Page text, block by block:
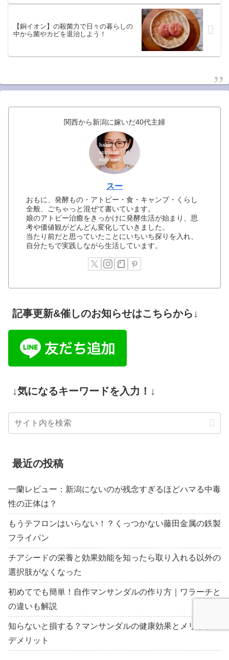
【銅イオン】の殺菌力で日々の暮らしの
中から菌やカビを退治しよう！
関西から新潟に嫁いだ40代主婦
スー
おもに、発酵もの・アトピー・食・キャンプ・くらし
全般、ごちゃっと混ぜて書いています。
娘のアトピー治癒をきっかけに発酵生活が始まり、思
考や価値観がどんどん変化していきました。
当たり前だと思っていたことにいちいち探りを入れ、
自分たちで実践しながら生活しています。
記事更新&催しのお知らせはこちらから↓
↓気になるキーワードを入力！↓
最近の投稿
一蘭レビュー：新潟にないのが残念すぎるほどハマる中毒
性の正体は？
もうテフロンはいらない！？くっつかない藤田金属の鉄製
フライパン
チアシードの栄養と効果効能を知ったら取り入れる以外の
選択肢がなくなった
初めてでも簡単！自作マンサンダルの作り方｜ワラーチと
の違いも解説
知らないと損する？マンサンダルの健康効果とメリット・
デメリット